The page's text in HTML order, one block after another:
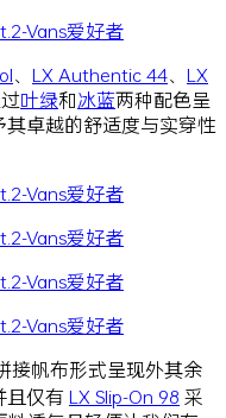
、 LX Authentic 44、 LX
叶绿和冰蓝两种配色呈
卓越的舒适度与实穿性
接帆布形式呈现外其余
且仅有 LX Slip-On 98 采